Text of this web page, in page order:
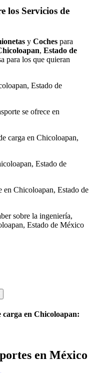
los Servicios de
y Coches para
, Estado de
para los que quieran
Estado de
se ofrece en
carga en Chicoloapan,
Estado de
en Chicoloapan, Estado de
sobre la ingeniería,
Estado de México
carga en Chicoloapan:
en México